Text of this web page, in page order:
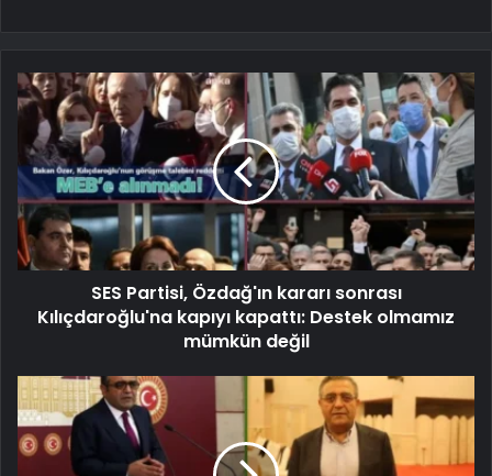
SES Partisi, Özdağ'ın kararı sonrası
Kılıçdaroğlu'na kapıyı kapattı: Destek olmamız
mümkün değil